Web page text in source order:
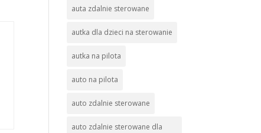
auta zdalnie sterowane
autka dla dzieci na sterowanie
autka na pilota
auto na pilota
auto zdalnie sterowane
auto zdalnie sterowane dla